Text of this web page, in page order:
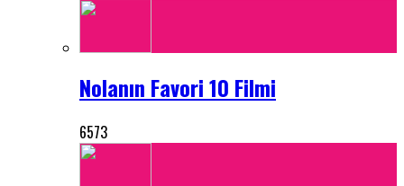
Nolanın Favori 10 Filmi
6573